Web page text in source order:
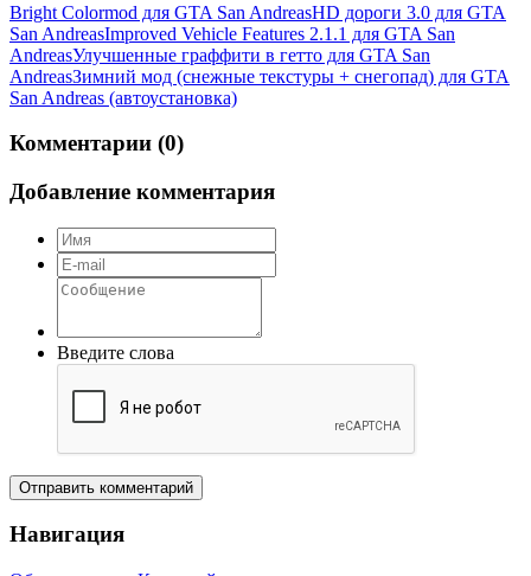
Bright Colormod для GTA San AndreasHD дороги 3.0 для GTA
San AndreasImproved Vehicle Features 2.1.1 для GTA San
AndreasУлучшенные граффити в гетто для GTA San
AndreasЗимний мод (снежные текстуры + снегопад) для GTA
San Andreas (автоустановка)
Комментарии (0)
Добавление комментария
Введите слова
Отправить комментарий
Навигация